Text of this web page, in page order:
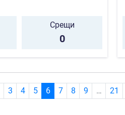
Срещи
0
3 4 5 6(current)
7 8 9 … 21